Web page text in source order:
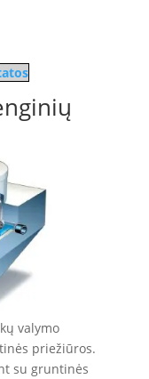
valymo
priežiūros.
su gruntinės